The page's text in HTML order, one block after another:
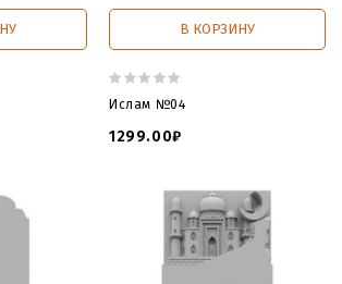
В КОРЗИНУ
Ислам №04
1299.00₽